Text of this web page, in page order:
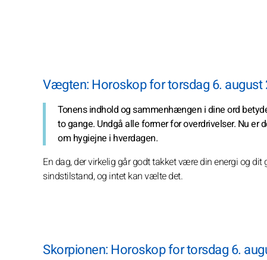
Vægten: Horoskop for torsdag 6. august
Tonens indhold og sammenhængen i dine ord
to gange. Undgå alle former for overdrivelser. Nu
om hygiejne i hverdagen.
En dag, der virkelig går godt takket være din energi og
sindstilstand, og intet kan vælte det.
Skorpionen: Horoskop for torsdag 6.